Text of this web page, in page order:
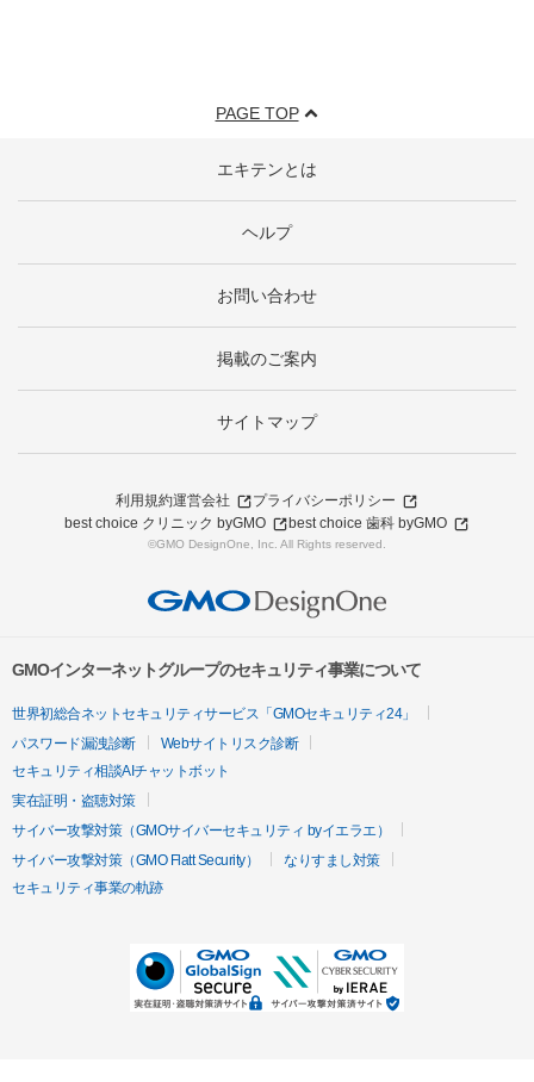
PAGE TOP
エキテンとは
ヘルプ
お問い合わせ
掲載のご案内
サイトマップ
利用規約運営会社
プライバシーポリシー
best choice クリニック byGMO
best choice 歯科 byGMO
©GMO DesignOne, Inc. All Rights reserved.
GMOインターネットグループのセキュリティ事業について
世界初総合ネットセキュリティサービス「GMOセキュリティ24」
パスワード漏洩診断
Webサイトリスク診断
セキュリティ相談AIチャットボット
実在証明・盗聴対策
サイバー攻撃対策（GMOサイバーセキュリティ byイエラエ）
サイバー攻撃対策（GMO Flatt Security）
なりすまし対策
セキュリティ事業の軌跡